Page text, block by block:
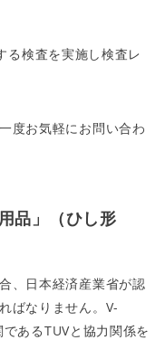
検査を実施し検査レ
度お気軽にお問い合わ
品」（ひし形
、日本経済産業省が認
ばなりません。V-
あるTUVと協力関係を